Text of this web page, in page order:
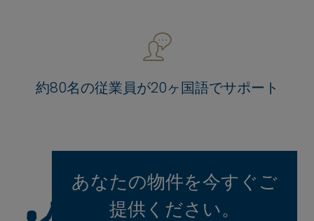
約80名の従業員が20ヶ国語でサポート
あなたの物件を今すぐご
提供ください。